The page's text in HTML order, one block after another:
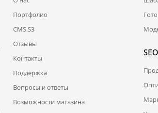
Портфолио
CMS.S3
Отзывы
Контакты
Поддержка
Вопросы и ответы
Возможности магазина